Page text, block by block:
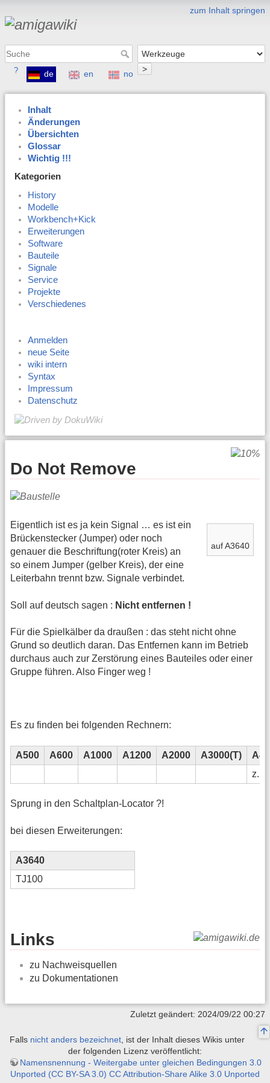
zum Inhalt springen
>
? de en no
Inhalt
Änderungen
Übersichten
Glossar
Wichtig !!!
Kategorien
History
Modelle
Workbench+Kick
Erweiterungen
Software
Bauteile
Signale
Service
Projekte
Verschiedenes
Anmelden
neue Seite
wiki intern
Syntax
Impressum
Datenschutz
Do Not Remove
auf A3640
Eigentlich ist es ja kein Signal … es ist ein
Brückenstecker (Jumper) oder noch
genauer die Beschriftung(roter Kreis) an
so einem Jumper (gelber Kreis), der eine
Leiterbahn trennt bzw. Signale verbindet.
Soll auf deutsch sagen : Nicht entfernen !
Für die Spielkälber da draußen : das steht nicht ohne
Grund so deutlich daran. Das Entfernen kann im Betrieb
durchaus auch zur Zerstörung eines Bauteiles oder einer
Gruppe führen. Also Finger weg !
Es zu finden bei folgenden Rechnern:
A500 A600 A1000 A1200 A2000 A3000(T)
Sprung in den Schaltplan-Locator ?!
bei diesen Erweiterungen:
A3640
TJ100
Links
zu Nachweisquellen
zu Dokumentationen
Zuletzt geändert: 2024/09/22 00:27
Falls nicht anders bezeichnet , ist der Inhalt dieses Wikis unter
der folgenden Lizenz veröffentlicht:
Namensnennung - Weitergabe unter gleichen Bedingungen 3.0
Unported (CC BY-SA 3.0) CC Attribution-Share Alike 3.0 Unported